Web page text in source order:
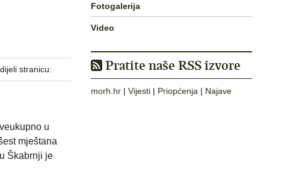
stranicu:
u
mještana
Škabrnji je
Fotogalerija
Video
Pratite naše RSS izvore
morh.hr | Vijesti | Priopćenja | Najave